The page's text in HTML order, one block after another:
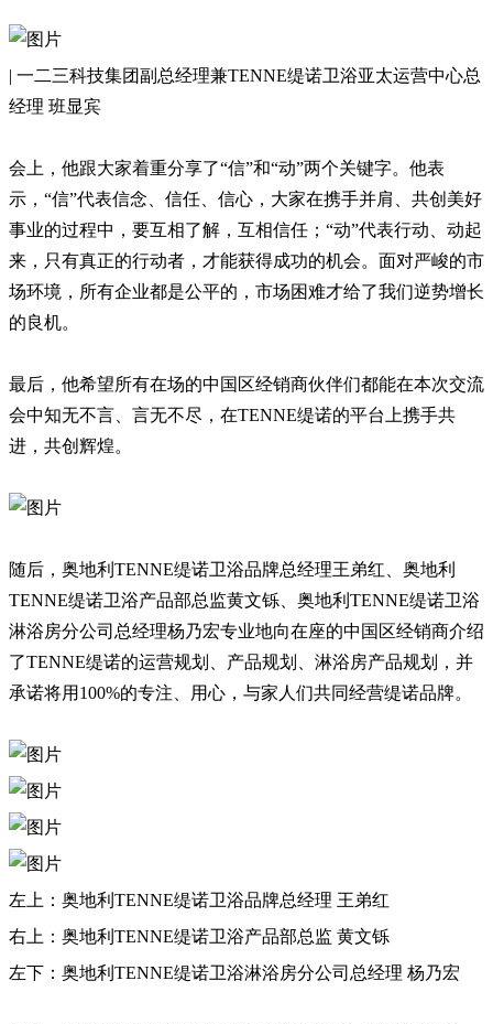
| 一二三科技集团副总经理兼TENNE缇诺卫浴亚太运营中心总
经理 班显宾
会上，他跟大家着重分享了“信”和“动”两个关键字。他表
示，“信”代表信念、信任、信心，大家在携手并肩、共创美好
事业的过程中，要互相了解，互相信任；“动”代表行动、动起
来，只有真正的行动者，才能获得成功的机会。面对严峻的市
场环境，所有企业都是公平的，市场困难才给了我们逆势增长
的良机。
最后，他希望所有在场的中国区经销商伙伴们都能在本次交流
会中知无不言、言无不尽，在TENNE缇诺的平台上携手共
进，共创辉煌。
随后，奥地利TENNE缇诺卫浴品牌总经理王弟红、奥地利
TENNE缇诺卫浴产品部总监黄文铄、奥地利TENNE缇诺卫浴
淋浴房分公司总经理杨乃宏专业地向在座的中国区经销商介绍
了TENNE缇诺的运营规划、产品规划、淋浴房产品规划，并
承诺将用100%的专注、用心，与家人们共同经营缇诺品牌。
左上：奥地利TENNE缇诺卫浴品牌总经理 王弟红
右上：奥地利TENNE缇诺卫浴产品部总监 黄文铄
左下：奥地利TENNE缇诺卫浴淋浴房分公司总经理 杨乃宏